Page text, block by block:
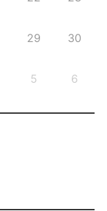
29 30
5 6